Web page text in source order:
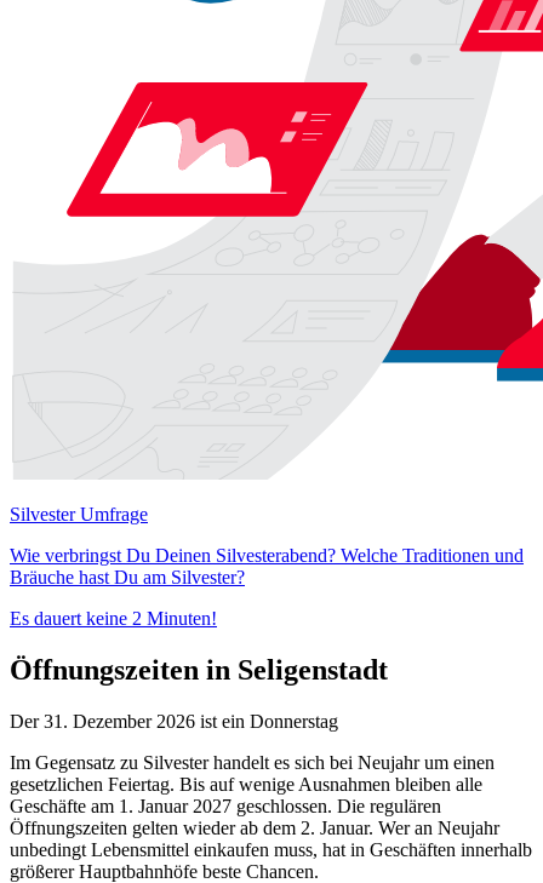
Silvester Umfrage
Wie verbringst Du Deinen Silvesterabend? Welche Traditionen und
Bräuche hast Du am Silvester?
Es dauert keine 2 Minuten!
Öffnungszeiten in Seligenstadt
Der 31. Dezember 2026 ist ein Donnerstag
Im Gegensatz zu Silvester handelt es sich bei Neujahr um einen
gesetzlichen Feiertag. Bis auf wenige Ausnahmen bleiben alle
Geschäfte am 1. Januar 2027 geschlossen. Die regulären
Öffnungszeiten gelten wieder ab dem 2. Januar. Wer an Neujahr
unbedingt Lebensmittel einkaufen muss, hat in Geschäften innerhalb
größerer Hauptbahnhöfe beste Chancen.